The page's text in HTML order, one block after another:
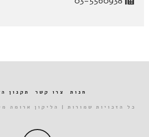
חנות צרו קשר תקנון
כל הזכויות שמורות | הליקון ארומה מיוזיק